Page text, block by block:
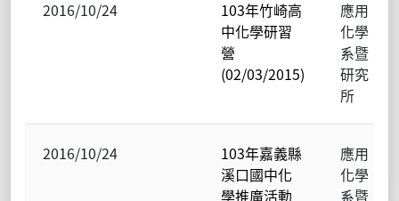
2016/10/24
103年竹崎高
中化學研習
營
(02/03/2015)
應用
化學
系暨
研究
所
2016/10/24
103年嘉義縣
溪口國中化
學推廣活動
應用
化學
系暨